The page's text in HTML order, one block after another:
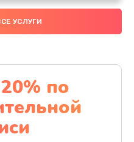
моста
пыли
УСЛУГИ
по